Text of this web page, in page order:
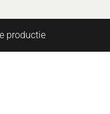
productie